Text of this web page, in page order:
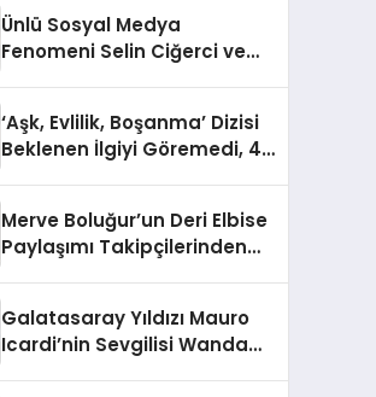
Ünlü Sosyal Medya
Fenomeni Selin Ciğerci ve
Yasağı
‘Aşk, Evlilik, Boşanma’ Dizisi
Beklenen İlgiyi Göremedi, 4.
Merve Boluğur’un Deri Elbise
Paylaşımı Takipçilerinden
Galatasaray Yıldızı Mauro
Icardi’nin Sevgilisi Wanda